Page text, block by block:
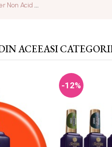
Non Acid ...
ACEEASI
-12%